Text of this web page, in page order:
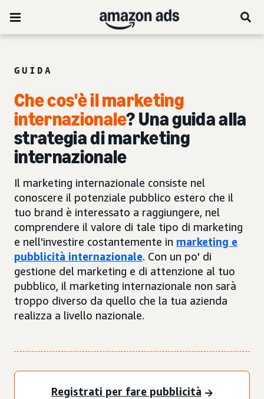
GUIDA
Che cos'è il marketing
internazionale? Una guida alla
strategia di marketing
internazionale
Il marketing internazionale consiste nel
conoscere il potenziale pubblico estero che il
tuo brand è interessato a raggiungere, nel
comprendere il valore di tale tipo di marketing
e nell'investire costantemente in marketing e
pubblicità internazionale. Con un po' di
gestione del marketing e di attenzione al tuo
pubblico, il marketing internazionale non sarà
troppo diverso da quello che la tua azienda
realizza a livello nazionale.
Registrati per fare pubblicità